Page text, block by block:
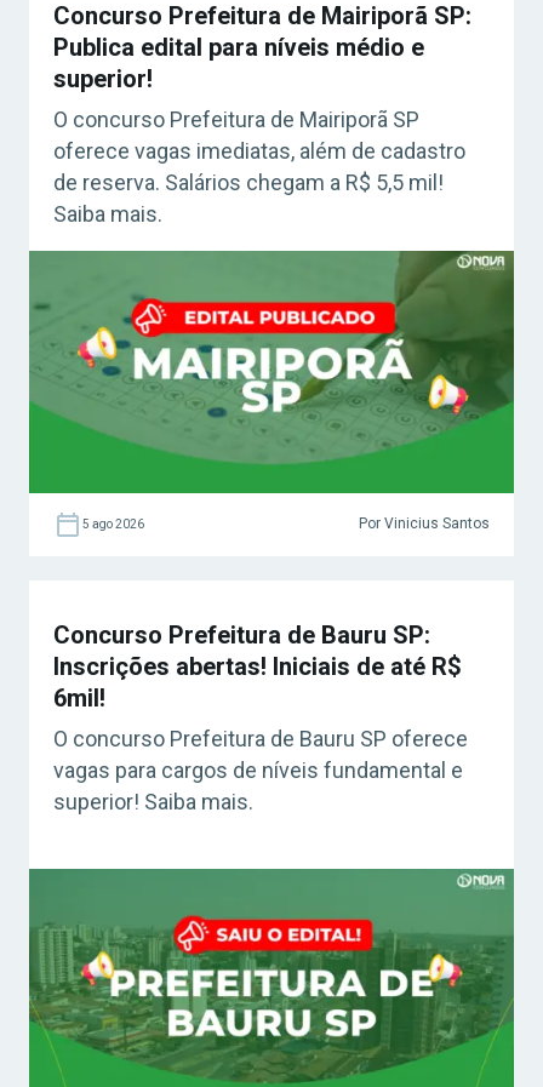
Concurso Prefeitura de Mairiporã SP:
Publica edital para níveis médio e
superior!
O concurso Prefeitura de Mairiporã SP
oferece vagas imediatas, além de cadastro
de reserva. Salários chegam a R$ 5,5 mil!
Saiba mais.
5 ago 2026 Por Vinicius Santos
Concurso Prefeitura de Bauru SP:
Inscrições abertas! Iniciais de até R$
6mil!
O concurso Prefeitura de Bauru SP oferece
vagas para cargos de níveis fundamental e
superior! Saiba mais.